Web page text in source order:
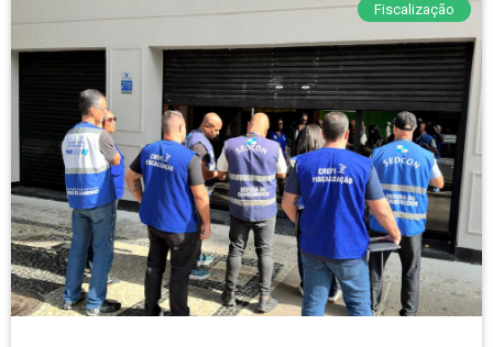
Fiscalização